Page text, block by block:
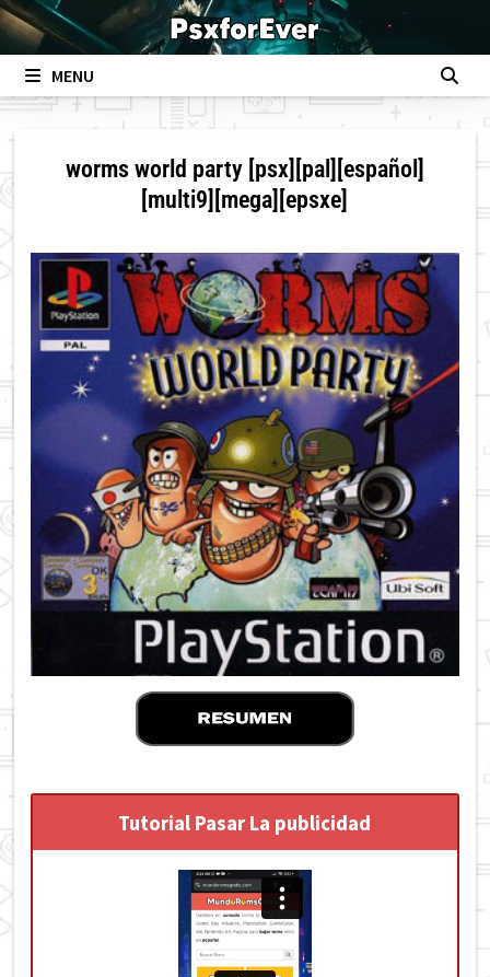
Skip
to
contentMENU
worms world party [psx][pal][español]
[multi9][mega][epsxe]
Tutorial Pasar La publicidad